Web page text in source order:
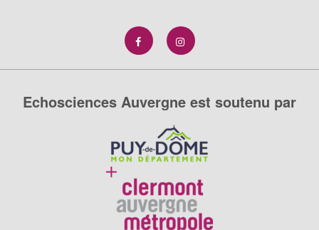
Echosciences Auvergne est soutenu par